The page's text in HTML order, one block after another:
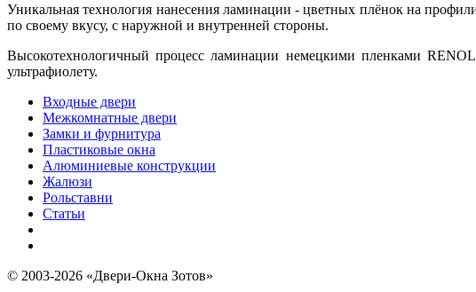
Уникальная технология нанесения ламинации - цветных плёнок на
по своему вкусу, с наружной и внутренней стороны.
Высокотехнологичный процесс ламинации немецкими пленками
ультрафиолету.
Входные двери
Межкомнатные двери
Замки и фурнитура
Пластиковые окна
Алюминиевые конструкции
Жалюзи
Рольставни
Статьи
© 2003-2026 «Двери-Окна Зотов»